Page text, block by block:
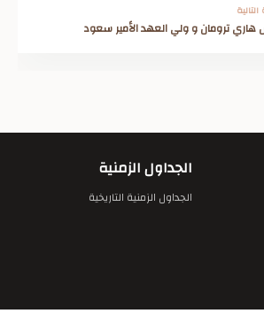
هاري ترومان و ولي العهد الأمير سعود
الجداول الزمنية
الجداول الزمنية التاريخية